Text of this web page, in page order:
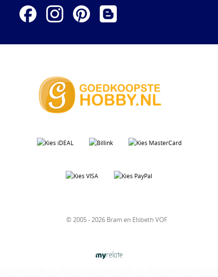
© 2005 - 2026 Bram en Elsbeth VOF